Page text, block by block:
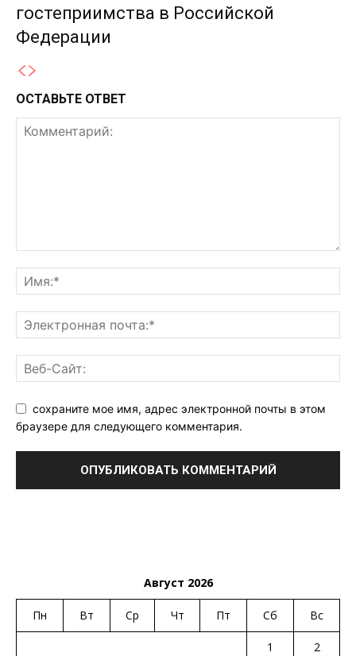
гостеприимства в Российской
Федерации
ОСТАВЬТЕ ОТВЕТ
сохраните мое имя, адрес электронной почты в этом
браузере для следующего комментария.
Август 2026
Пн Вт Ср Чт Пт Сб Вс
1
2